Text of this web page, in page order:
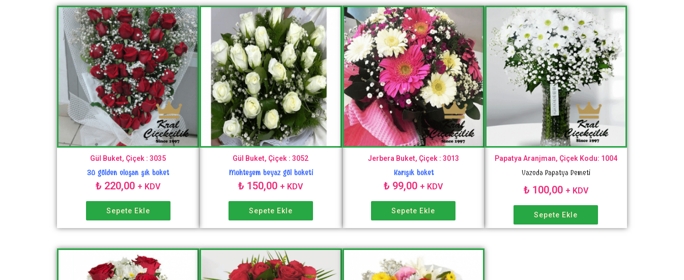
Gül Buket, Çiçek : 3035
30 gülden oluşan şık buket
₺ 220,00 + KDV
Sepete Ekle
Gül Buket, Çiçek : 3052
Muhteşem beyaz gül buketi
₺ 150,00 + KDV
Sepete Ekle
Jerbera Buket, Çiçek : 3013
Karışık buket
₺ 99,00 + KDV
Sepete Ekle
Papatya Aranjman, Çiçek Kodu: 1004
Vazoda Papatya Demeti
₺ 100,00 + KDV
Sepete Ekle